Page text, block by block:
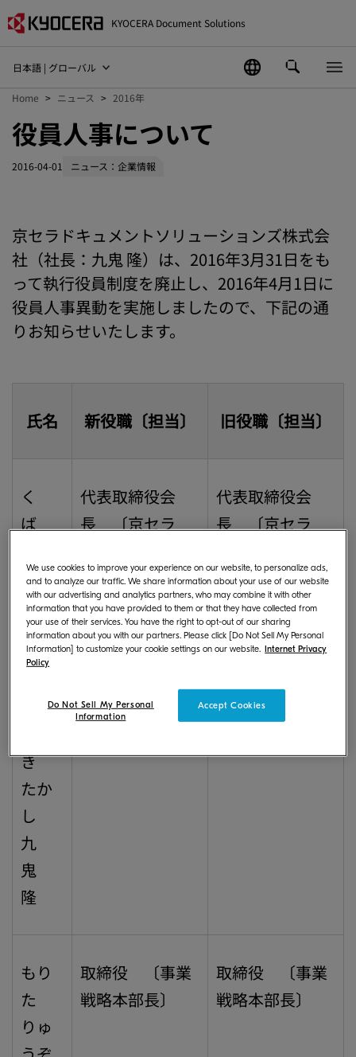
KYOCERA Document Solutions
日本語 | グローバル
Home ニュース 2016年
役員人事について
2016-04-01 ニュース：企業情報
京セラドキュメントソリューションズ株式会
社（社長：九鬼 隆）は、2016年3月31日をも
って執行役員制度を廃止し、2016年4月1日に
役員人事異動を実施しましたので、下記の通
りお知らせいたします。
氏名 新役職〔担当〕 旧役職〔担当〕
く
ば
お
久
芳
徹夫
代表取締役会
長 〔京セラ
会長〕
代表取締役会
長 〔京セラ
会長〕
き
たか
し
九
鬼
隆
もり
た
りゅ
取締役 〔事業
戦略本部長〕
取締役 〔事業
戦略本部長〕
We use cookies to improve your experience on our website, to personalize ads,
and to analyze our traffic. We share information about your use of our website
with our advertising and analytics partners, who may combine it with other
information that you have provided to them or that they have collected from
your use of their services. You have the right to opt-out of our sharing
information about you with our partners. Please click [Do Not Sell My Personal
Information] to customize your cookie settings on our website.
Internet Privacy
Policy
Accept Cookies
Do Not Sell My Personal
Information